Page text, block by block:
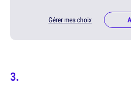
Gérer mes choix